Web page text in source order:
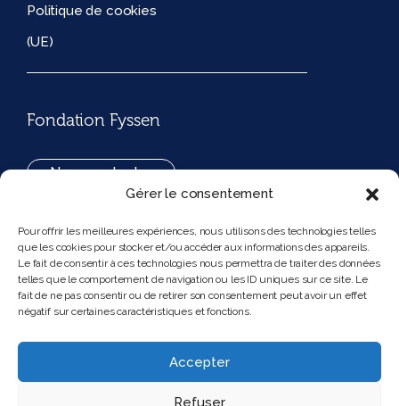
Gérer le consentement
Pour offrir les meilleures expériences, nous utilisons des technologies telles
que les cookies pour stocker et/ou accéder aux informations des appareils.
Le fait de consentir à ces technologies nous permettra de traiter des données
telles que le comportement de navigation ou les ID uniques sur ce site. Le
fait de ne pas consentir ou de retirer son consentement peut avoir un effet
négatif sur certaines caractéristiques et fonctions.
Accepter
Refuser
Politique de cookies
(UE)
Fondation Fyssen
Nous contacter
194, rue de Rivoli 75001 Paris France
Nous suivre